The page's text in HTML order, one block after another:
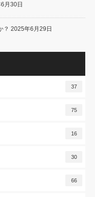
月30日
？ 2025年6月29日
37
75
16
30
66